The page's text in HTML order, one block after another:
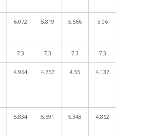
6.072 5.819 5.566 5.06
7.3 7.3 7.3 7.3
4.964 4.757 4.55 4.137
5.834 5.591 5.348 4.862